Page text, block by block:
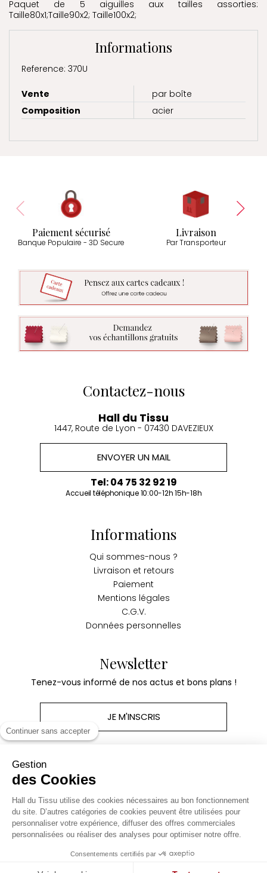
Continuer sans accepter
Gestion
des Cookies
Hall du Tissu utilise des cookies nécessaires au bon fonctionnement
du site. D’autres catégories de cookies peuvent être utilisées pour
personnaliser votre expérience, diffuser des offres commerciales
personnalisées ou réaliser des analyses pour optimiser notre offre.
Consentements certifiés par
Paquet de 5 aiguilles aux tailles assorties:
Taille80x1;Taille90x2; Taille100x2;
Informations
Reference: 370U
Vente
par boîte
Composition
acier
Paiement sécurisé
Banque Populaire - 3D Secure
Livraison
Par Transporteur
Contactez-nous
Hall du Tissu
1447, Route de Lyon - 07430 DAVEZIEUX
ENVOYER UN MAIL
Tel: 04 75 32 92 19
Accueil téléphonique 10:00-12h 15h-18h
Informations
Qui sommes-nous ?
Livraison et retours
Paiement
Mentions légales
C.G.V.
Données personnelles
Newsletter
Tenez-vous informé de nos actus et bons plans !
JE M'INSCRIS
Produits
Notre société